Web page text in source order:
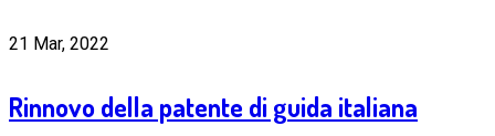
21 Mar, 2022
Rinnovo della patente di guida italiana